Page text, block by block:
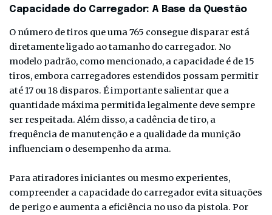
Capacidade do Carregador: A Base da Questão
O número de tiros que uma 765 consegue disparar está
diretamente ligado ao tamanho do carregador. No
modelo padrão, como mencionado, a capacidade é de 15
tiros, embora carregadores estendidos possam permitir
até 17 ou 18 disparos. É importante salientar que a
quantidade máxima permitida legalmente deve sempre
ser respeitada. Além disso, a cadência de tiro, a
frequência de manutenção e a qualidade da munição
influenciam o desempenho da arma.
Para atiradores iniciantes ou mesmo experientes,
compreender a capacidade do carregador evita situações
de perigo e aumenta a eficiência no uso da pistola. Por